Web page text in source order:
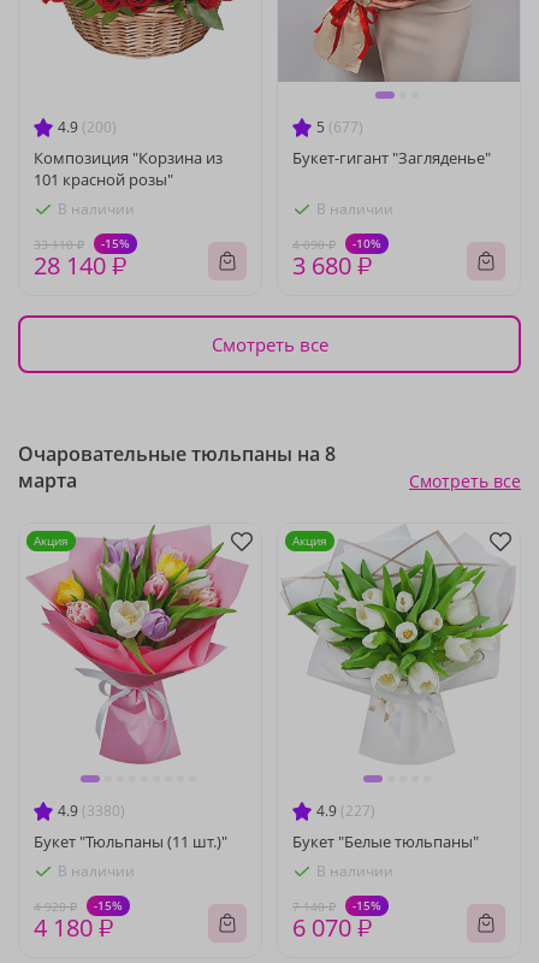
4.9 (200)
Композиция "Корзина из
101 красной розы"
В наличии
33 110 ₽ -15%
28 140 ₽
5 (677)
Букет-гигант "Загляденье"
В наличии
4 090 ₽ -10%
3 680 ₽
Смотреть все
Очаровательные тюльпаны на 8
марта
Смотреть все
4.9 (3380)
Букет "Тюльпаны (11 шт.)"
В наличии
4 920 ₽ -15%
4 180 ₽
Акция
4.9 (227)
Букет "Белые тюльпаны"
В наличии
7 140 ₽ -15%
6 070 ₽
Акция